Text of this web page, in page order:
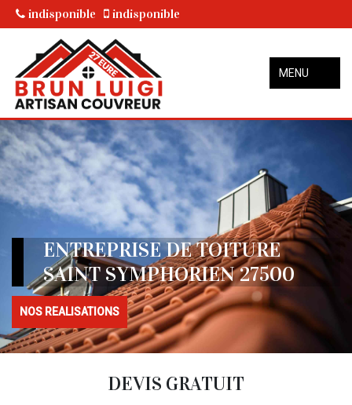
indisponible indisponible
MENU
ENTREPRISE DE TOITURE
SAINT SYMPHORIEN 27500
NOS REALISATIONS
DEVIS GRATUIT